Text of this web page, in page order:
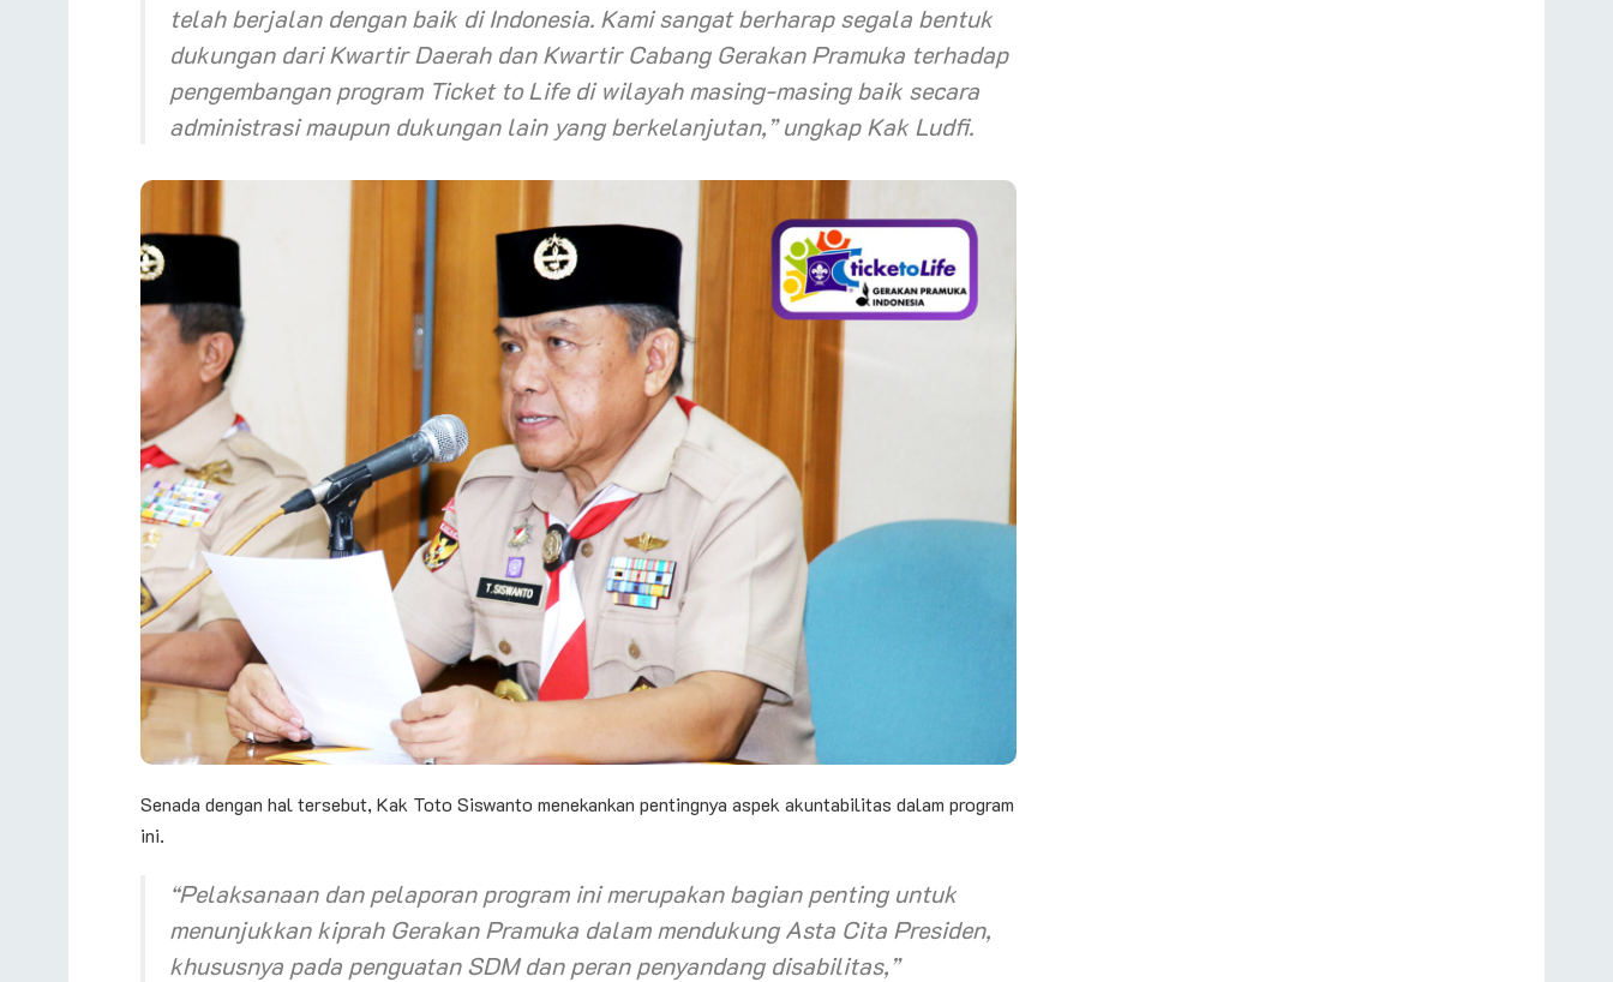
telah berjalan dengan baik di Indonesia. Kami sangat berharap segala bentuk
dukungan dari Kwartir Daerah dan Kwartir Cabang Gerakan Pramuka terhadap
pengembangan programTicket to Lifedi wilayah masing-masing baik secara
administrasi maupun dukungan lain yang berkelanjutan,” ungkap Kak Ludfi.
Senada dengan hal tersebut, Kak Toto Siswanto menekankan pentingnya aspek akuntabilitas dalam program
ini.
“Pelaksanaan dan pelaporan program ini merupakan bagian penting untuk
menunjukkan kiprah Gerakan Pramuka dalam mendukung Asta Cita Presiden,
khususnya pada penguatan SDM dan peran penyandang disabilitas,”